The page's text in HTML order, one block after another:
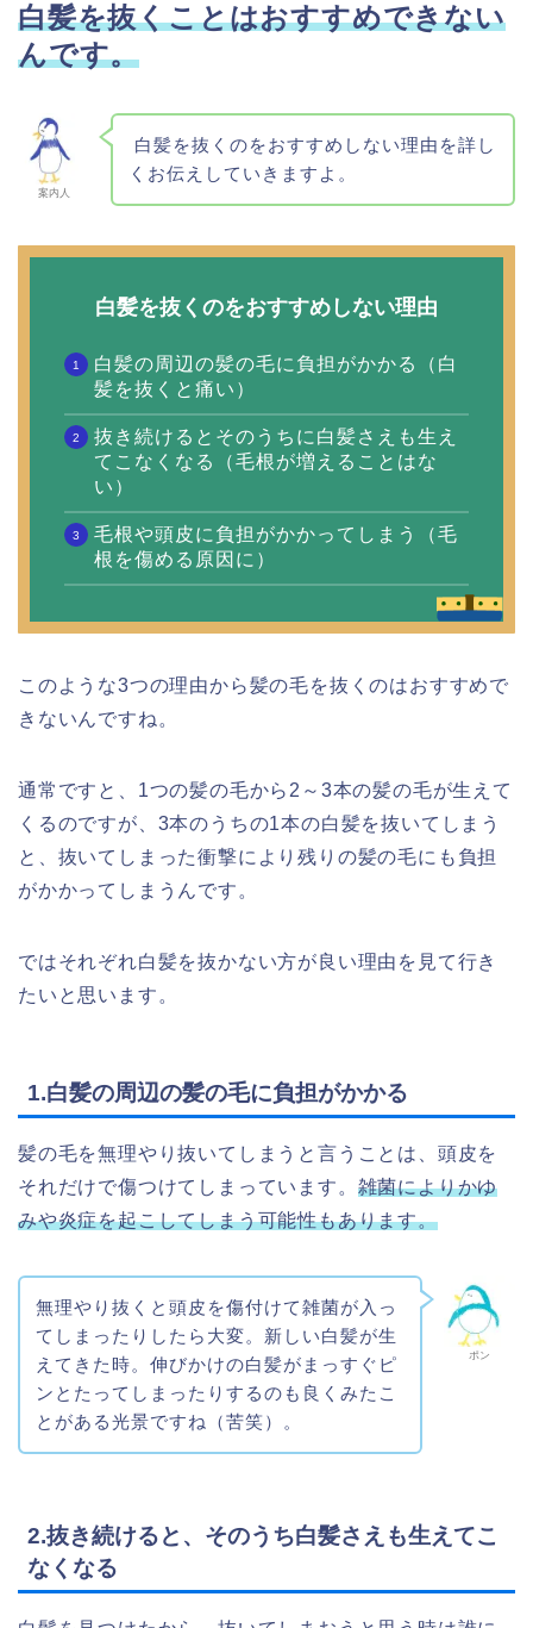
白髪を抜くことはおすすめできない
んです。
案内人
白髪を抜くのをおすすめしない理由を詳し
くお伝えしていきますよ。
白髪を抜くのをおすすめしない理由
白髪の周辺の髪の毛に負担がかかる（白
髪を抜くと痛い）
抜き続けるとそのうちに白髪さえも生え
てこなくなる（毛根が増えることはな
い）
毛根や頭皮に負担がかかってしまう（毛
根を傷める原因に）
このような3つの理由から髪の毛を抜くのはおすすめで
きないんですね。
通常ですと、1つの髪の毛から2～3本の髪の毛が生えて
くるのですが、3本のうちの1本の白髪を抜いてしまう
と、抜いてしまった衝撃により残りの髪の毛にも負担
がかかってしまうんです。
ではそれぞれ白髪を抜かない方が良い理由を見て行き
たいと思います。
1.白髪の周辺の髪の毛に負担がかかる
髪の毛を無理やり抜いてしまうと言うことは、頭皮を
それだけで傷つけてしまっています。 雑菌によりかゆ
みや炎症を起こしてしまう可能性もあります。
ポン
無理やり抜くと頭皮を傷付けて雑菌が入っ
てしまったりしたら大変。新しい白髪が生
えてきた時。伸びかけの白髪がまっすぐピ
ンとたってしまったりするのも良くみたこ
とがある光景ですね（苦笑）。
2.抜き続けると、そのうち白髪さえも生えてこ
なくなる